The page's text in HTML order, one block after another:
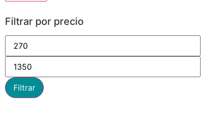
Filtrar por precio
Filtrar